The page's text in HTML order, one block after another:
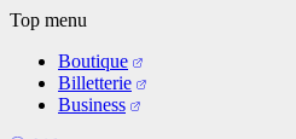
Aller
contenu
principal
Top menu
Boutique
Billetterie
Business